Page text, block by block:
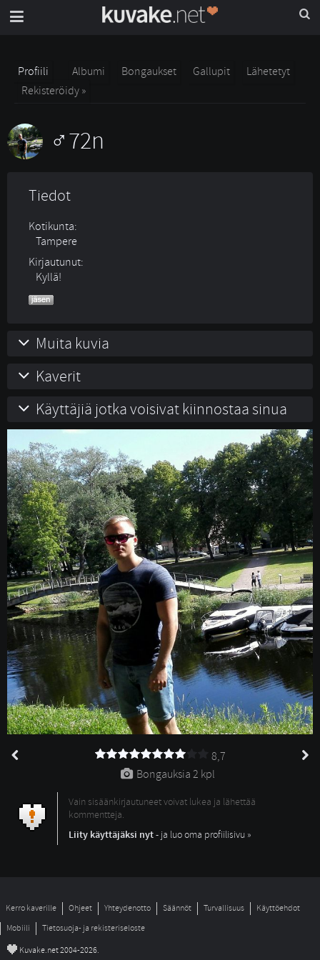
Profiili Albumi Bongaukset Gallupit
Lähetetyt
Rekisteröidy »
72n
Tiedot
Kotikunta:
Tampere
Kirjautunut:
Kyllä!
Muita kuvia
Kaverit
Käyttäjiä jotka voisivat kiinnostaa sinua
8,7
Bongauksia 2 kpl
Vain sisäänkirjautuneet voivat lukea ja lähettää
kommentteja.
Liity käyttäjäksi nyt- ja luo oma profiilisivu »
Kerro kaverille Ohjeet Yhteydenotto Säännöt Turvallisuus
Käyttöehdot
Mobiili
Tietosuoja- ja rekisteriseloste
© Kuvake.net 2004-2026.